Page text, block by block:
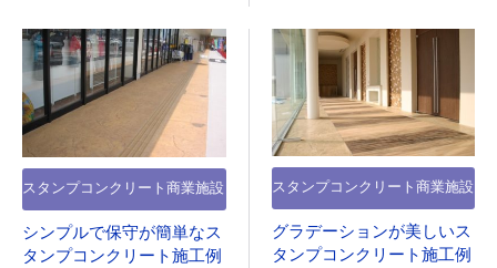
スタンプコンクリート商業施設
シンプルで保守が簡単なス
タンプコンクリート施工例
スタンプコンクリート商業施設
グラデーションが美しいス
タンプコンクリート施工例